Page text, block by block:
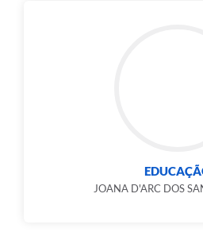
JOANA D'ARC DOS